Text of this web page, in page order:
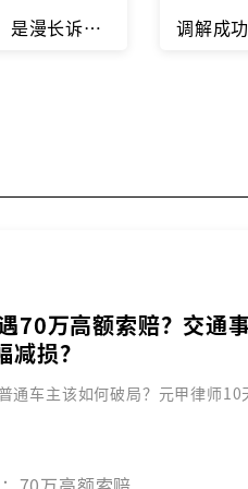
北京东城区交通事故，是漫长诉讼，还是快速和解？
70万高额索赔？交通
损？
通车主该如何破局？元甲律师10